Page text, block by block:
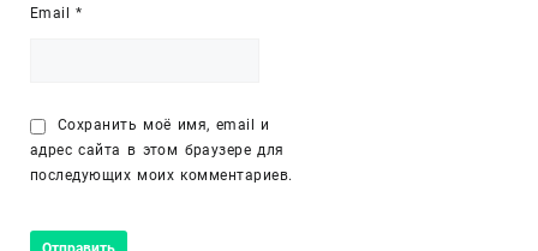
Email*
Сохранить моё имя, email и
адрес сайта в этом браузере для
последующих моих комментариев.